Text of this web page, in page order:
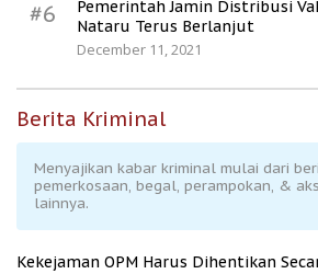
#6
Pemerintah Jamin Distribusi
Nataru Terus Berlanjut
December 11, 2021
Berita Kriminal
Menyajikan kabar kriminal mulai dari
pemerkosaan, begal, perampokan, &
lainnya.
Kekejaman OPM Harus Dihentikan